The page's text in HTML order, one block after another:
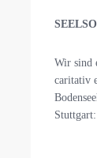
Wir sind
caritativ